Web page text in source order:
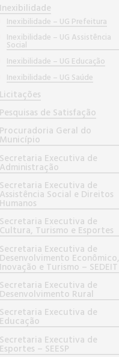
Inexibilidade
Inexibilidade – UG Prefeitura
Inexibilidade – UG Assistência
Social
Inexibilidade – UG Educação
Inexibilidade – UG Saúde
Licitações
Pesquisas de Satisfação
Procuradoria Geral do
Município
Secretaria Executiva de
Administração
Secretaria Executiva de
Assistência Social e Direitos
Humanos
Secretaria Executiva de
Cultura, Turismo e Esportes
Secretaria Executiva de
Desenvolvimento Econômico,
Inovação e Turismo – SEDEIT
Secretaria Executiva de
Desenvolvimento Rural
Secretaria Executiva de
Educação
Secretaria Executiva de
Esportes – SEESP